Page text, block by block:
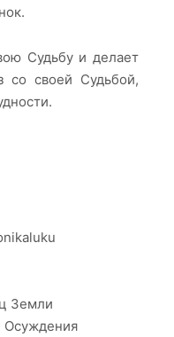
Судьбу и делает
со своей Судьбой,
Земли
Осуждения